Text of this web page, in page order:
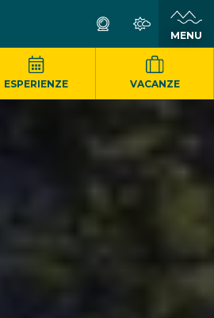
MENU
ESPERIENZE VACANZE